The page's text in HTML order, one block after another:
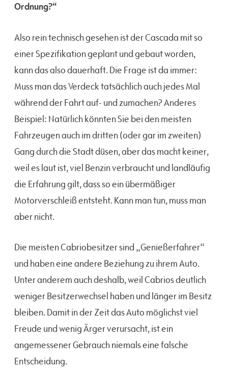
Ordnung?“
Also rein technisch gesehen ist der Cascada mit so
einer Spezifikation geplant und gebaut worden,
kann das also dauerhaft. Die Frage ist da immer:
Muss man das Verdeck tatsächlich auch jedes Mal
während der Fahrt auf- und zumachen? Anderes
Beispiel: Natürlich könnten Sie bei den meisten
Fahrzeugen auch im dritten (oder gar im zweiten)
Gang durch die Stadt düsen, aber das macht keiner,
weil es laut ist, viel Benzin verbraucht und landläufig
die Erfahrung gilt, dass so ein übermäßiger
Motorverschleiß entsteht. Kann man tun, muss man
aber nicht.
Die meisten Cabriobesitzer sind „Genießerfahrer“
und haben eine andere Beziehung zu ihrem Auto.
Unter anderem auch deshalb, weil Cabrios deutlich
weniger Besitzerwechsel haben und länger im Besitz
bleiben. Damit in der Zeit das Auto möglichst viel
Freude und wenig Ärger verursacht, ist ein
angemessener Gebrauch niemals eine falsche
Entscheidung.